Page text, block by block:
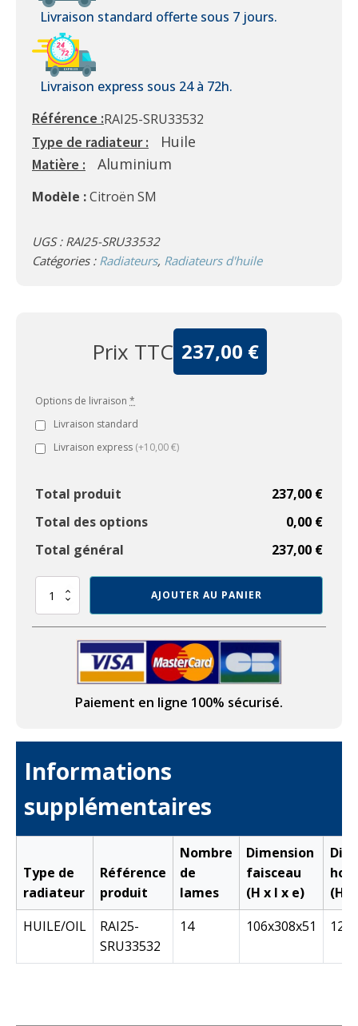
Livraison standard offerte sous 7 jours.
Livraison express sous 24 à 72h.
Référence :RAI25-SRU33532
Type de radiateur : Huile
Matière : Aluminium
Modèle :Citroën SM
UGS : RAI25-SRU33532
Catégories : Radiateurs, Radiateurs d'huile
Prix TTC 237,00 €
Options de livraison *
Livraison standard
Livraison express (+10,00 €)
Total produit
237,00 €
Total des options
0,00 €
Total général
237,00 €
quantité
MASERATI
AJOUTER AU PANIER
Paiement en ligne 100% sécurisé.
Informations
supplémentaires
Type de
radiateur
Référence
produit
Nombre
de
lames
Dimension
faisceau
(H x l x e)
(H
HUILE/OIL
RAI25-
SRU33532
14 106x308x51